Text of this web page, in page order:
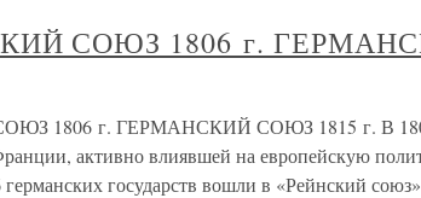
СОЮЗ 1806 г.
1806 г. ГЕРМАНСКИЙ СОЮЗ 1815 г. В 1806
активно влиявшей на европейскую
государств вошли в «Рейнский